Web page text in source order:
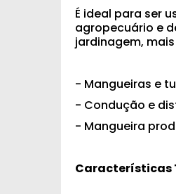
É ideal para ser
agropecuário e
jardinagem,
- Mangueiras e
- Condução e
- Mangueira
Características